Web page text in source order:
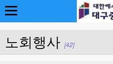
노회행사 [42]